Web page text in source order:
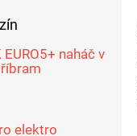
naháč v
elektro